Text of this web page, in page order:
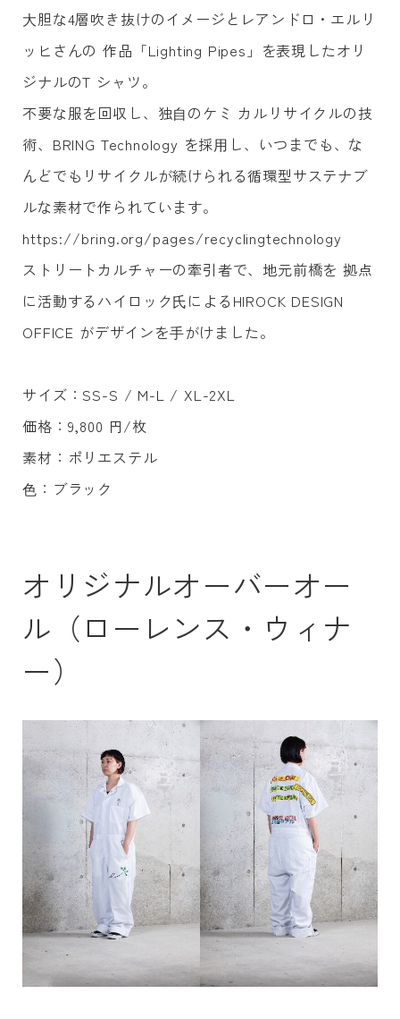
⼤胆な4層吹き抜けのイメージとレアンドロ・エルリ
ッヒさんの 作品「Lighting Pipes」を表現したオリ
ジナルのT シャツ。
不要な服を回収し、独⾃のケミ カルリサイクルの技
術、BRING Technology を採⽤し、いつまでも、な
んどでもリサイクルが続けられる循環型サステナブ
ルな素材で作られています。
https://bring.org/pages/recyclingtechnology
ストリートカルチャーの牽引者で、地元前橋を 拠点
に活動するハイロック⽒によるHIROCK DESIGN
OFFICE がデザインを⼿がけました。
サイズ：SS-S / M-L / XL-2XL
価格：9,800 円/枚
素材：ポリエステル
⾊：ブラック
オリジナルオーバーオー
ル（ローレンス・ウィナ
ー）